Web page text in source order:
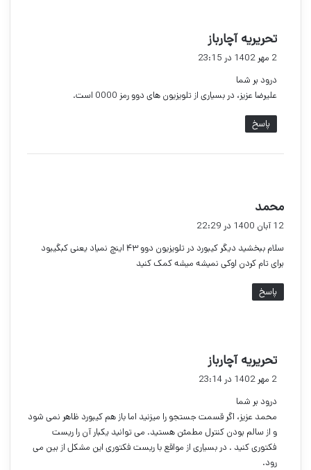
تحریریه آچارباز
ف
2 مهر 1402 در 23:15
درود بر شما
علیرضا عزیز، در بسیاری از تلویزیون های دوو رمز 0000 است.
پاسخ
محمد
ف
:
12 آبان 1400 در 22:29
سلام ببخشید دیگر کیبورد در تلویزیون دوو ۴۳ اینچ نمیاد یعنی کبگیبود
برای تام کردن اوکی نمیشه میشه کمک کنید
پاسخ
تحریریه آچارباز
ف
2 مهر 1402 در 23:14
درود بر شما
محمد عزیز، اگر قسمت جستجو را میزنید اما باز هم کیبورد ظاهر نمی شود
و از سالم بودن کنترل مطمئن هستید. می توانید یکبار آن را ریست
فکتوری کنید . در بسیاری از مواقع با ریست فکتوری این مشکل از بین می
رود.